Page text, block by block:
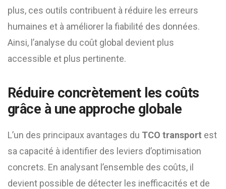
plus, ces outils contribuent à réduire les erreurs
humaines et à améliorer la fiabilité des données.
Ainsi, l’analyse du coût global devient plus
accessible et plus pertinente.
Réduire concrètement les coûts
grâce à une approche globale
L’un des principaux avantages du TCO transport est
sa capacité à identifier des leviers d’optimisation
concrets. En analysant l’ensemble des coûts, il
devient possible de détecter les inefficacités et de